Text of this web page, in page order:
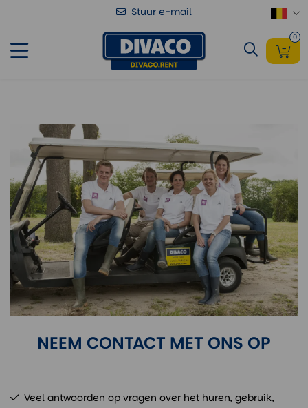
Stuur e-mail
0
NEEM CONTACT MET ONS OP
Veel antwoorden op vragen over het huren, gebruik,